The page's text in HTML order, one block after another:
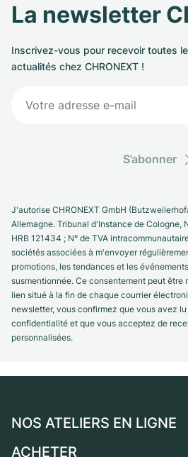
La newsletter
Inscrivez-vous pour recevoir toutes
actualités chez CHRONEXT !
S’abonner
J'autorise CHRONEXT GmbH
Allemagne. Tribunal d'Instance de Cologne,
HRB 121434 ; N° de TVA
sociétés associées à m'envoyer
promotions, les tendances et les
susmentionnée. Ce consentement peut être
lien situé à la fin de chaque courrier
newsletter, vous confirmez que vous avez
confidentialité et que vous acceptez de
personnalisées.
NOS ATELIERS EN LIGNE
Allemagne
ACHETER